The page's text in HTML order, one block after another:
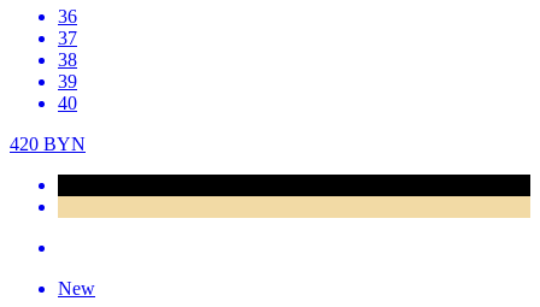
36
37
38
39
40
420 BYN
New